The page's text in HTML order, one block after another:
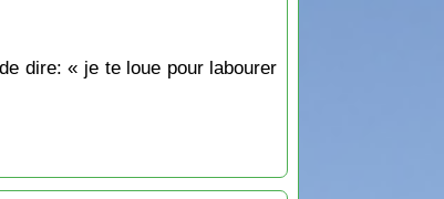
dire: « je te loue pour labourer